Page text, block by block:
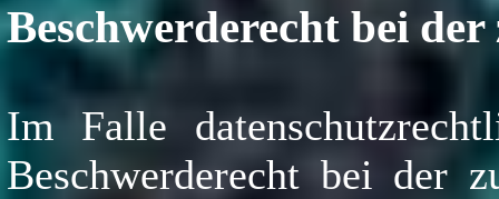
Beschwerderecht bei
Im Falle
Beschwerderecht bei der